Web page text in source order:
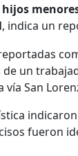
hijos
, indica un
un
vía San
fueron